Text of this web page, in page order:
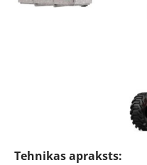
Tehnikas apraksts: